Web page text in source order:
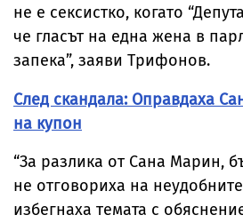
не е сексистко, когато
че гласът на една жена в
запека”, заяви Трифонов.
След скандала: Оправдаха
на купон
“За разлика от Сана Марин,
не отговориха на
избегнаха темата с